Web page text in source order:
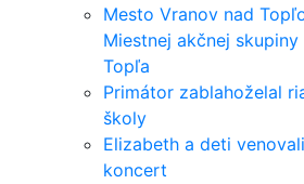
Mesto Vranov nad
Miestnej akčnej
Topľa
Primátor zablahoželal
školy
Elizabeth a deti
koncert